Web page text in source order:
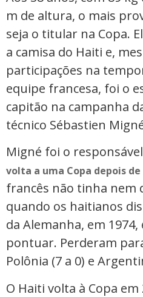
m de altura, o mais
seja o titular na Copa.
a camisa do Haiti e,
participações na
equipe francesa, foi o
capitão na campanha
técnico Sébastien
Migné foi o
volta a uma Copa depois de
francês não tinha nem
quando os haitianos
da Alemanha, em
pontuar. Perderam
Polônia (7 a 0) e
O Haiti volta à Copa em